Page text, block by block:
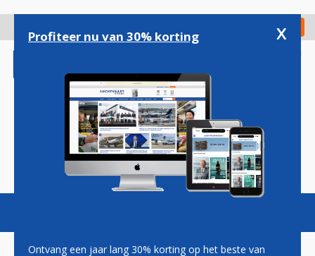
gaan
Check in
Magazine Podcasts Vacatures
Profiteer nu van 30% korting x
Ontvang een jaar lang 30% korting op het beste van